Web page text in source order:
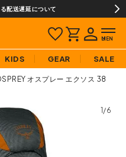
配送遅延について
KIDS GEAR SALE
オスプレー エクソス 38
1/6